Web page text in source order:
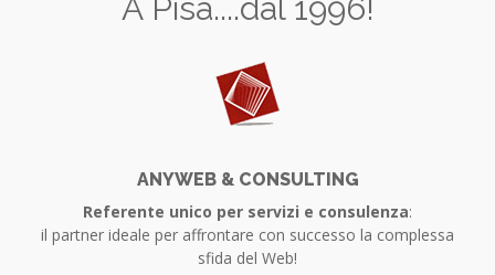
A Pisa....dal 1996!
ANYWEB & CONSULTING
Referente unico per servizi e consulenza:
il partner ideale per affrontare con successo la complessa
sfida del Web!